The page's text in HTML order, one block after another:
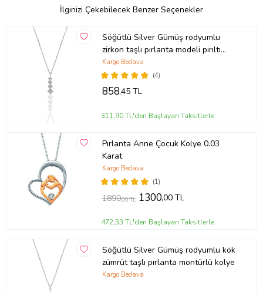
İlginizi Çekebilecek Benzer Seçenekler
Söğütlü Silver Gümüş rodyumlu
zirkon taşlı pırlanta modeli pırıltı
kolye
(4)
Kargo Bedava
858,45 TL
311,90 TL'den Başlayan Taksitlerle
Pırlanta Anne Çocuk Kolye 0.03
Karat
(1)
Kargo Bedava
1890,00 TL 1300,00 TL
472,33 TL'den Başlayan Taksitlerle
Söğütlü Silver Gümüş rodyumlu kök
zümrüt taşlı pırlanta montürlü kolye
Kargo Bedava